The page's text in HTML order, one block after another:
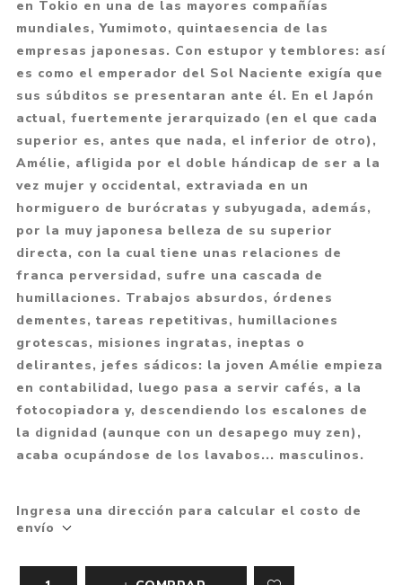
en Tokio en una de las mayores compañías
mundiales, Yumimoto, quintaesencia de las
empresas japonesas. Con estupor y temblores: así
es como el emperador del Sol Naciente exigía que
sus súbditos se presentaran ante él. En el Japón
actual, fuertemente jerarquizado (en el que cada
superior es, antes que nada, el inferior de otro),
Amélie, afligida por el doble hándicap de ser a la
vez mujer y occidental, extraviada en un
hormiguero de burócratas y subyugada, además,
por la muy japonesa belleza de su superior
directa, con la cual tiene unas relaciones de
franca perversidad, sufre una cascada de
humillaciones. Trabajos absurdos, órdenes
dementes, tareas repetitivas, humillaciones
grotescas, misiones ingratas, ineptas o
delirantes, jefes sádicos: la joven Amélie empieza
en contabilidad, luego pasa a servir cafés, a la
fotocopiadora y, descendiendo los escalones de
la dignidad (aunque con un desapego muy zen),
acaba ocupándose de los lavabos... masculinos.
Ingresa una dirección para calcular el costo de
envío